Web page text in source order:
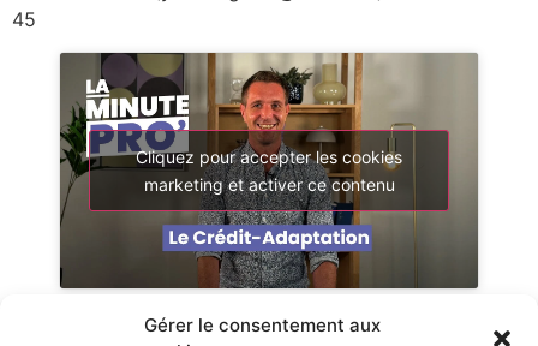
Gérer le consentement aux
45
Cliquez pour accepter les cookies
marketing et activer ce contenu